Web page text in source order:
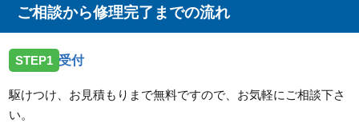
しました。
岡山県高梁市落合町近似へトイレの点検依頼でお伺い
ご相談から修理完了までの流れ
STEP1 受付
駆けつけ、お見積もりまで無料ですので、お気軽にご相談下さ
い。